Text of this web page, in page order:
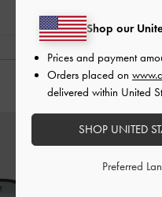
Shop our
Prices and payment
Orders placed on
delivered within United
SHOP UNITED
Preferred